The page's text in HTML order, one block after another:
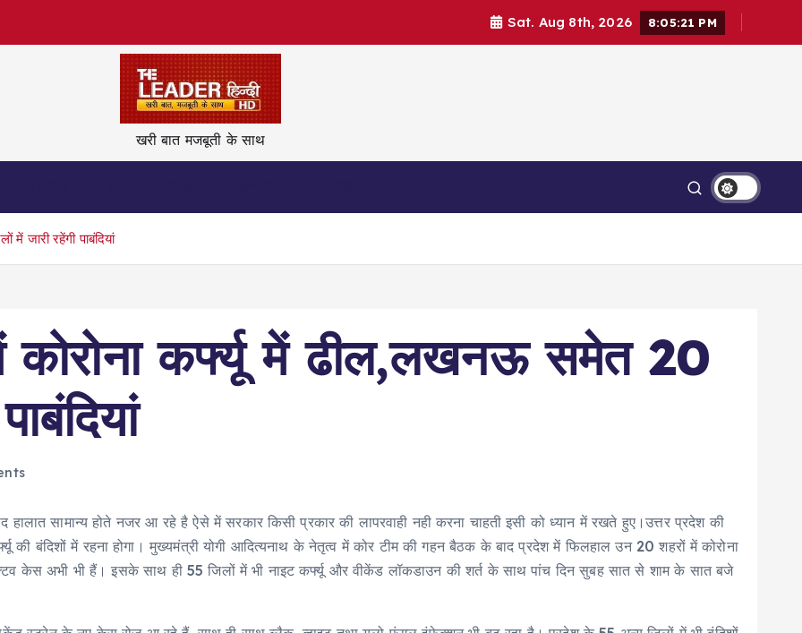
Sat. Aug 8th, 2026 8:05:22 PM
खरी बात मजबूती के साथ
जारी रहेंगी पाबंदियां
कर्फ्यू में ढील,लखनऊ समेत 20
सामान्य होते नजर आ रहे है ऐसे में सरकार किसी प्रकार की लापरवाही नही करना चाहती इसी को ध्यान में रखते हुए।उत्तर प्रदेश की
की बंदिशों में रहना होगा। मुख्यमंत्री योगी आदित्यनाथ के नेतृत्व में कोर टीम की गहन बैठक के बाद प्रदेश में फिलहाल उन 20 शहरों में कोरोना
केस अभी भी हैं। इसके साथ ही 55 जिलों में भी नाइट कर्फ्यू और वीकेंड लॉकडाउन की शर्त के साथ पांच दिन सुबह सात से शाम के सात बजे